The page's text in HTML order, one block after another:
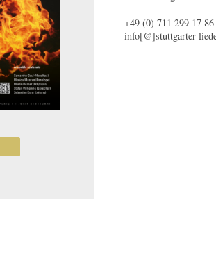
+49 (0) 711 299 17 86
info[@]stuttgarter-